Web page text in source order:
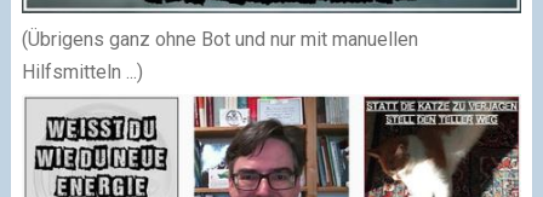
(Übrigens ganz ohne Bot und nur mit manuellen
Hilfsmitteln ...)